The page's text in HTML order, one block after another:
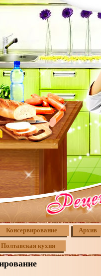
Консервирование Архив
Полтавская кухня